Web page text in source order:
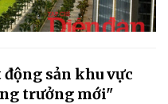
động sản khu vực
trưởng mới"